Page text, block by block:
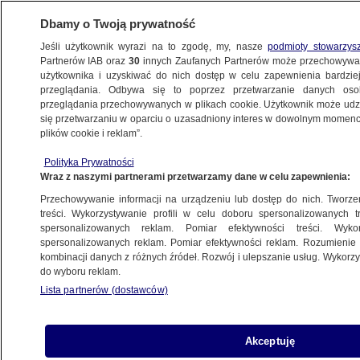
"KROPKA NAD I"
jest naszym kandydatem na premiera,
będziemy komunikować wspólnie
23.10.2023, 20:49
Udostępnij
Dbamy o Twoją prywatność
Jeśli użytkownik wyrazi na to zgodę, my, naszepodmioty
Partnerów IAB oraz30 innych Zaufanych Partnerów może
użytkownika i uzyskiwać do nich dostęp w celu zapewnienia
przeglądania. Odbywa się to poprzez przetwarzanie danych
przeglądania przechowywanych w plikach cookie. Użytkownik może
się przetwarzaniu w oparciu o uzasadniony interes w dowolnym
plików cookie i reklam”.
Polityka Prywatności
Wraz z naszymi partnerami przetwarzamy dane w celu zapewnienia:
Przechowywanie informacji na urządzeniu lub dostęp do nich.
treści. Wykorzystywanie profili w celu doboru spersonalizowanych
spersonalizowanych reklam. Pomiar efektywności treści.
spersonalizowanych reklam. Pomiar efektywności reklam.
kombinacji danych z różnych źródeł. Rozwój i ulepszanie usług.
do wyboru reklam.
Lista partnerów (dostawców)
Akceptuję